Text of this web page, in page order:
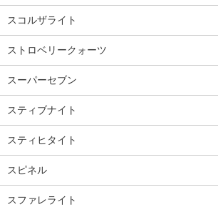
スコルザライト
ストロベリークォーツ
スーパーセブン
スティブナイト
スティヒタイト
スピネル
スファレライト